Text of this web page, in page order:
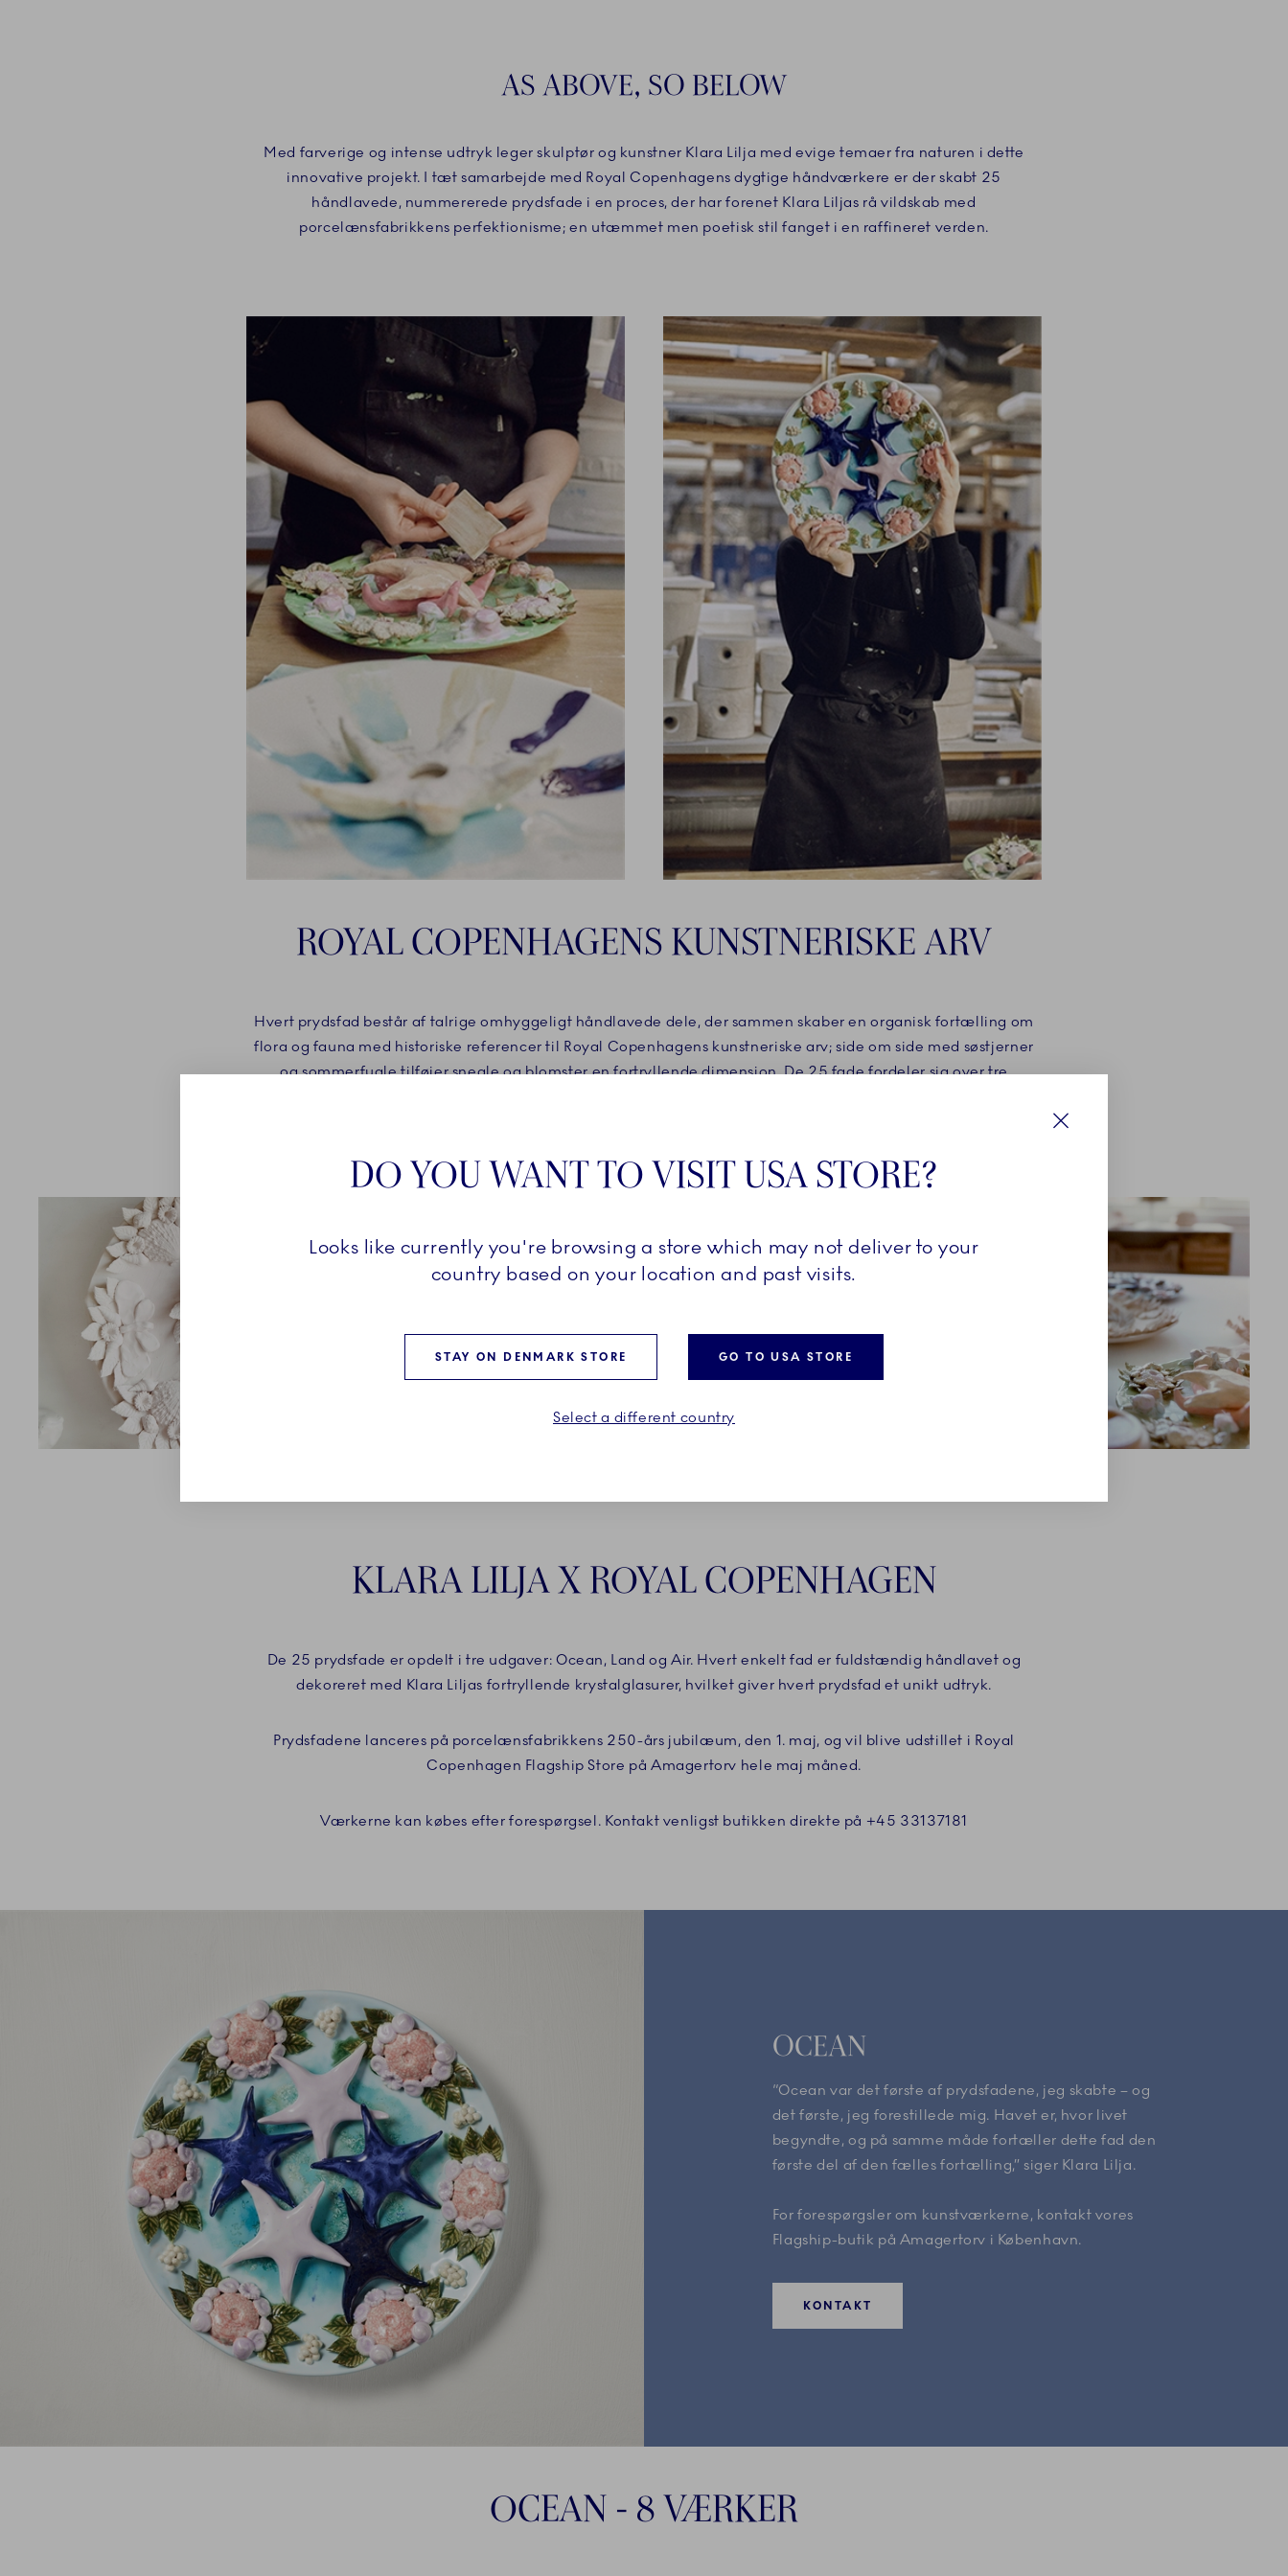
AS ABOVE, SO BELOW
Med farverige og intense udtryk leger skulptør og kunstner Klara Lilja med evige temaer fra naturen i dette
innovative projekt. I tæt samarbejde med Royal Copenhagens dygtige håndværkere er der skabt 25
håndlavede, nummererede prydsfade i en proces, der har forenet Klara Liljas rå vildskab med
porcelænsfabrikkens perfektionisme; en utæmmet men poetisk stil fanget i en raffineret verden.
ROYAL COPENHAGENS KUNSTNERISKE ARV
Hvert prydsfad består af talrige omhyggeligt håndlavede dele, der sammen skaber en organisk fortælling om
flora og fauna med historiske referencer til Royal Copenhagens kunstneriske arv; side om side med søstjerner
og sommerfugle tilføjer snegle og blomster en fortryllende dimension. De 25 fade fordeler sig over tre
KLARA LILJA X ROYAL COPENHAGEN
De 25 prydsfade er opdelt i tre udgaver: Ocean, Land og Air. Hvert enkelt fad er fuldstændig håndlavet og
dekoreret med Klara Liljas fortryllende krystalglasurer, hvilket giver hvert prydsfad et unikt udtryk.
Prydsfadene lanceres på porcelænsfabrikkens 250-års jubilæum, den 1. maj, og vil blive udstillet i Royal
Copenhagen Flagship Store på Amagertorv hele maj måned.
Værkerne kan købes efter forespørgsel. Kontakt venligst butikken direkte på +45 33137181
OCEAN
“Ocean var det første af prydsfadene, jeg skabte – og
det første, jeg forestillede mig. Havet er, hvor livet
begyndte, og på samme måde fortæller dette fad den
første del af den fælles fortælling,” siger Klara Lilja.
For forespørgsler om kunstværkerne, kontakt vores
Flagship-butik på Amagertorv i København.
KONTAKT
OCEAN - 8 VÆRKER
DO YOU WANT TO VISIT USA STORE?
Looks like currently you're browsing a store which may not deliver to your
country based on your location and past visits.
STAY ON DENMARK STORE GO TO USA STORE
Select a different country